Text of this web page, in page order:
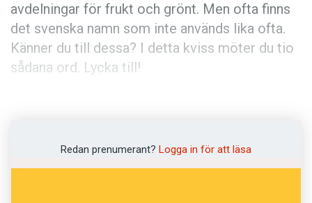
avdelningar för frukt och grönt. Men ofta finns
det svenska namn som inte används lika ofta.
Känner du till dessa? I detta kviss möter du tio
sådana ord. Lycka till!
Foto: Istockphoto
Redan prenumerant? Logga in för att läsa